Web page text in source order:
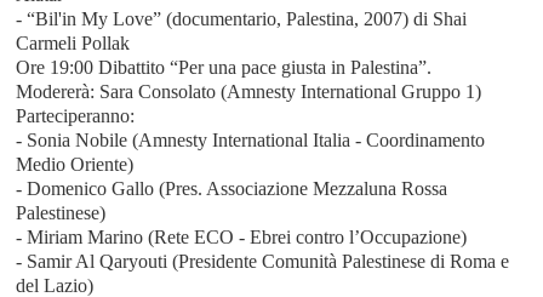
- “Bil'in My Love” (documentario, Palestina, 2007) di Shai
Carmeli Pollak
Ore 19:00 Dibattito “Per una pace giusta in Palestina”.
Modererà: Sara Consolato (Amnesty International Gruppo 1)
Parteciperanno:
- Sonia Nobile (Amnesty International Italia - Coordinamento
Medio Oriente)
- Domenico Gallo (Pres. Associazione Mezzaluna Rossa
Palestinese)
- Miriam Marino (Rete ECO - Ebrei contro l’Occupazione)
- Samir Al Qaryouti (Presidente Comunità Palestinese di Roma e
del Lazio)